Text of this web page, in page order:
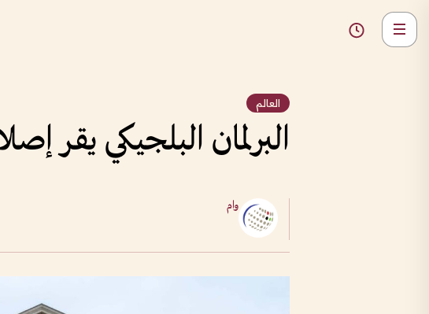
العالم
البرلمان البلجيكي يقر
وام